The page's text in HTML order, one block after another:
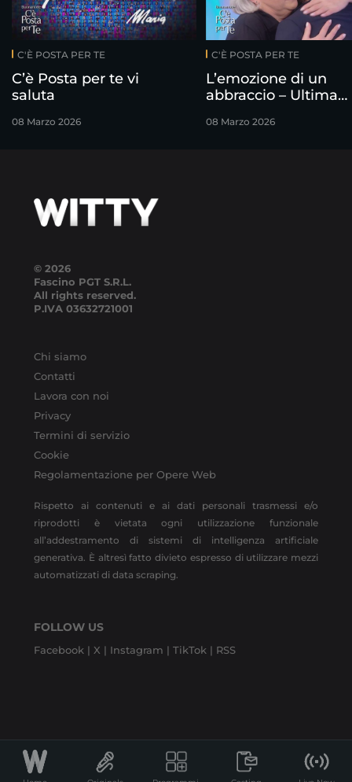
C'È POSTA PER TE
C’è Posta per te vi
saluta
08 Marzo 2026
C'È POSTA PER TE
L’emozione di un
abbraccio – Ultima
08 Marzo 2026
© 2026
Fascino PGT S.R.L.
All rights reserved.
P.IVA 03632721001
Chi siamo
Contatti
Lavora con noi
Privacy
Termini di servizio
Cookie
Regolamentazione per Opere Web
Rispetto ai contenuti e ai dati personali trasmessi e/o
riprodotti è vietata ogni utilizzazione funzionale
all’addestramento di sistemi di intelligenza artificiale
generativa. È altresì fatto divieto espresso di utilizzare mezzi
automatizzati di data scraping.
FOLLOW US
Facebook | X | Instagram | TikTok | RSS